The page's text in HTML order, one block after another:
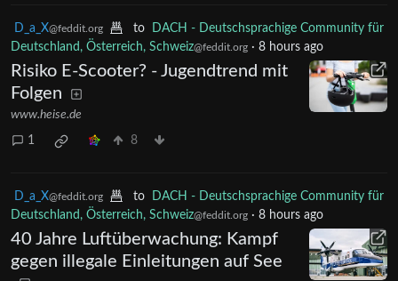
D_a_X@feddit.org to
DACH - Deutschsprachige Community für
Deutschland, Österreich, Schweiz@feddit.org · 8 hours ago
Risiko E-Scooter? - Jugendtrend mit
Folgen
www.heise.de
1 8
D_a_X@feddit.org to
DACH - Deutschsprachige Community für
Deutschland, Österreich, Schweiz@feddit.org · 8 hours ago
40 Jahre Luftüberwachung: Kampf
gegen illegale Einleitungen auf See